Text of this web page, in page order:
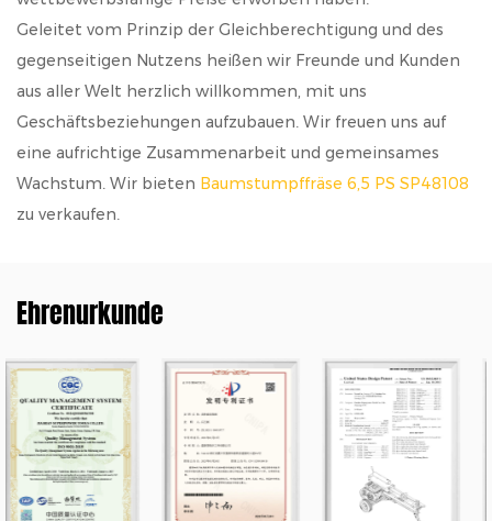
Geleitet vom Prinzip der Gleichberechtigung und des
gegenseitigen Nutzens heißen wir Freunde und Kunden
aus aller Welt herzlich willkommen, mit uns
Geschäftsbeziehungen aufzubauen. Wir freuen uns auf
eine aufrichtige Zusammenarbeit und gemeinsames
Wachstum. Wir bieten Baumstumpffräse 6,5 PS SP48108
zu verkaufen.
Ehrenurkunde